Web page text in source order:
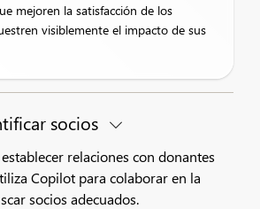
mejoren la satisfacción de los
visiblemente el impacto de sus
socios
relaciones con donantes
Copilot para colaborar en la
socios adecuados.